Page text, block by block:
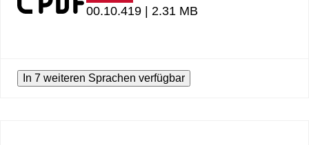
00.10.419 | 2.31 MB
In 7 weiteren Sprachen verfügbar